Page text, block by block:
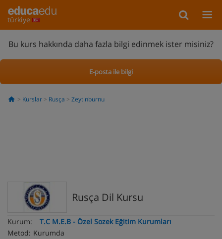
türkiye
Bu kurs hakkında daha fazla bilgi edinmek ister misiniz?
E-posta ile bilgi
Kurslar Rusça Zeytinburnu
Rusça Dil Kursu
Kurum:
T.C M.E.B - Özel Sozek Eğitim Kurumları
Metod: Kurumda